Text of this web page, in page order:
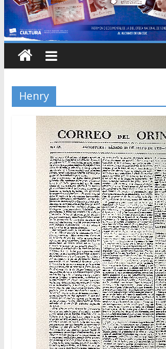
Henry